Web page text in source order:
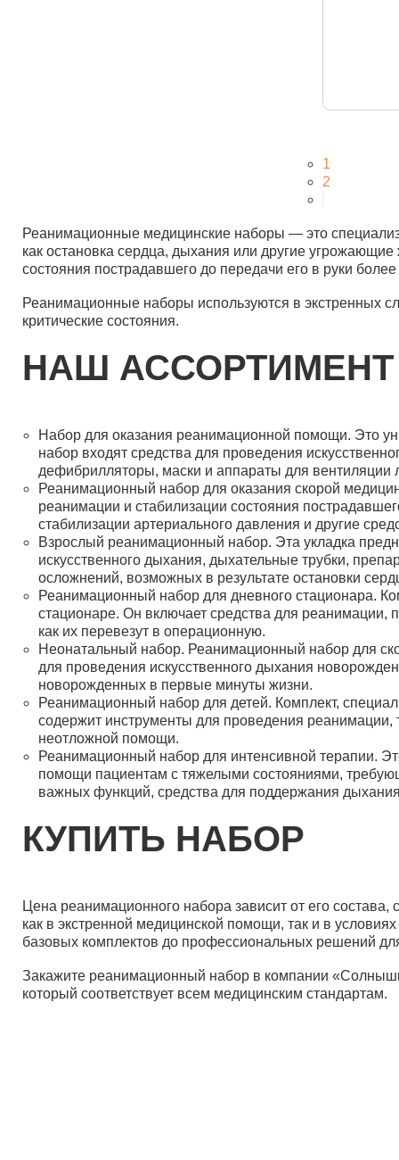
1
2
Реанимационные медицинские наборы — это
как остановка сердца, дыхания или другие
состояния пострадавшего до передачи его в руки
Реанимационные наборы используются в экстренных
критические состояния.
НАШ АССОРТИМЕНТ
Набор для оказания реанимационной помощи. Это
набор входят средства для проведения
дефибрилляторы, маски и аппараты для вентиляции
Реанимационный набор для оказания скорой
реанимации и стабилизации состояния
стабилизации артериального давления и другие
Взрослый реанимационный набор. Эта укладка
искусственного дыхания, дыхательные трубки,
осложнений, возможных в результате остановки
Реанимационный набор для дневного стационара.
стационаре. Он включает средства для реанимации,
как их перевезут в операционную.
Неонатальный набор. Реанимационный набор для
для проведения искусственного дыхания
новорожденных в первые минуты жизни.
Реанимационный набор для детей. Комплект,
содержит инструменты для проведения реанимации,
неотложной помощи.
Реанимационный набор для интенсивной терапии.
помощи пациентам с тяжелыми состояниями,
важных функций, средства для поддержания
КУПИТЬ НАБОР
Цена реанимационного набора зависит от его
как в экстренной медицинской помощи, так и в
базовых комплектов до профессиональных решений
Закажите реанимационный набор в компании
который соответствует всем медицинским стандартам.